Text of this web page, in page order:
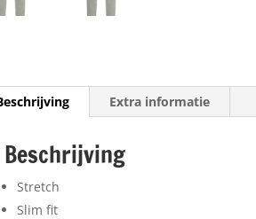
Extra informatie
Beschrijving
Stretch
Slim fit